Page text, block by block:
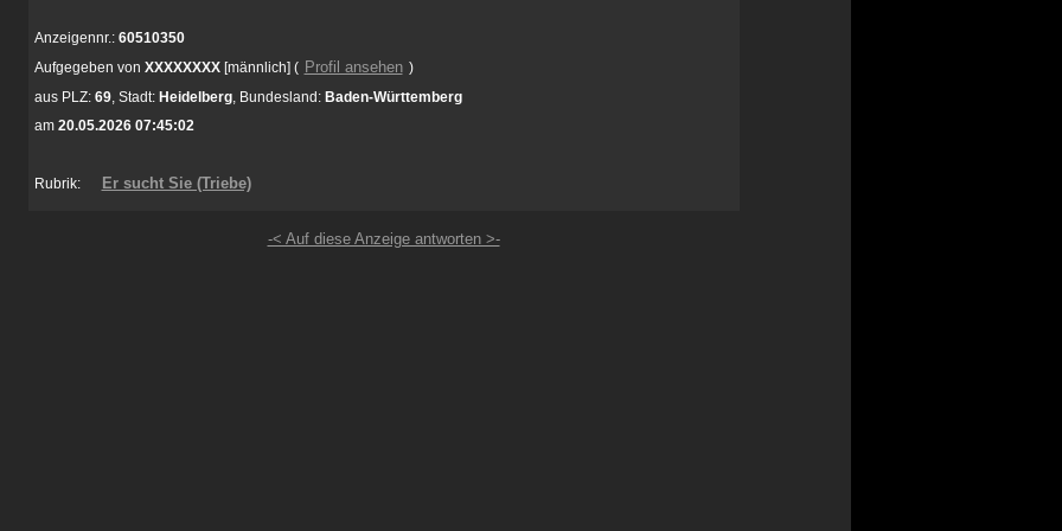
Anzeigennr.: 60510350
Aufgegeben von XXXXXXXX[männlich] ( Profil ansehen )
aus PLZ: 69, Stadt: Heidelberg, Bundesland: Baden-Württemberg
am 20.05.2026 07:45:02
Rubrik: Er sucht Sie (Triebe)
-< Auf diese Anzeige antworten >-